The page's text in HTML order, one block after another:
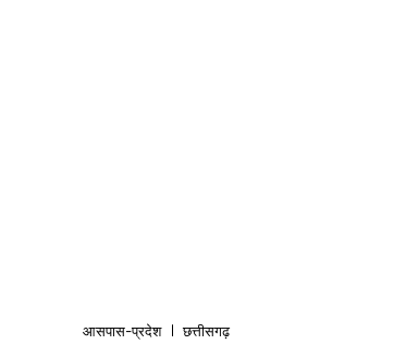
आसपास-प्रदेश छत्तीसगढ़